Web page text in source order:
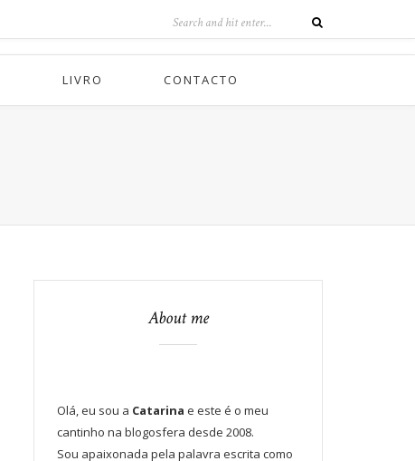
LIVRO CONTACTO
About me
Olá, eu sou a Catarina e este é o meu
cantinho na blogosfera desde 2008.
Sou apaixonada pela palavra escrita como